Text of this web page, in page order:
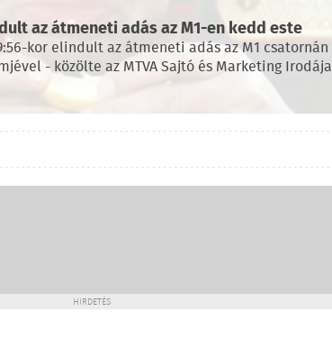
az átmeneti adás az M1-en kedd este
kor elindult az átmeneti adás az M1 csatornán
- közölte az MTVA Sajtó és Marketing Irodája
HIRDETÉS